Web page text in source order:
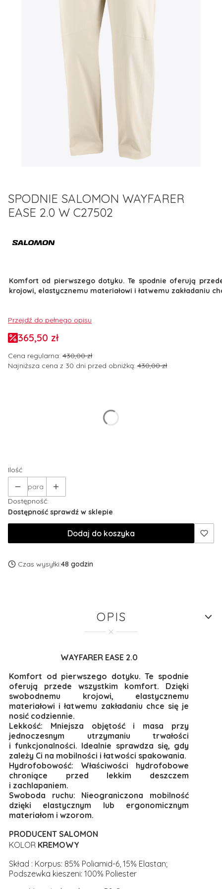
SPODNIE SALOMON WAYFARER
EASE 2.0 W C27502
Komfort od pierwszego dotyku. Te spodnie oferują
krojowi, elastycznemu materiałowi i łatwemu zakładaniu
Przejdź do pełnego opisu
365,50 zł
Cena regularna: 430,00 zł
Najniższa cena z 30 dni przed obniżką: 430,00 zł
Ilość
para
Dostępność:
Dostępność sprawdź w sklepie
Dodaj do koszyka
Czas wysyłki:48 godzin
OPIS
WAYFARER EASE 2.0
Komfort od pierwszego dotyku. Te spodnie
oferują przede wszystkim komfort. Dzięki
swobodnemu krojowi, elastycznemu
materiałowi i łatwemu zakładaniu chce się je
nosić codziennie.
Lekkość: Mniejsza objętość i masa przy
jednoczesnym utrzymaniu trwałości
i funkcjonalności. Idealnie sprawdza się, gdy
zależy Ci na mobilności i łatwości spakowania.
Hydrofobowość: Właściwości hydrofobowe
chroniące przed lekkim deszczem
i zachlapaniem.
Swoboda ruchu: Nieograniczona mobilność
dzięki elastycznym lub ergonomicznym
materiałom i wzorom.
PRODUCENT SALOMON
KOLOR KREMOWY
Skład : Korpus: 85% Poliamid-6, 15% Elastan;
Podszewka kieszeni: 100% Poliester